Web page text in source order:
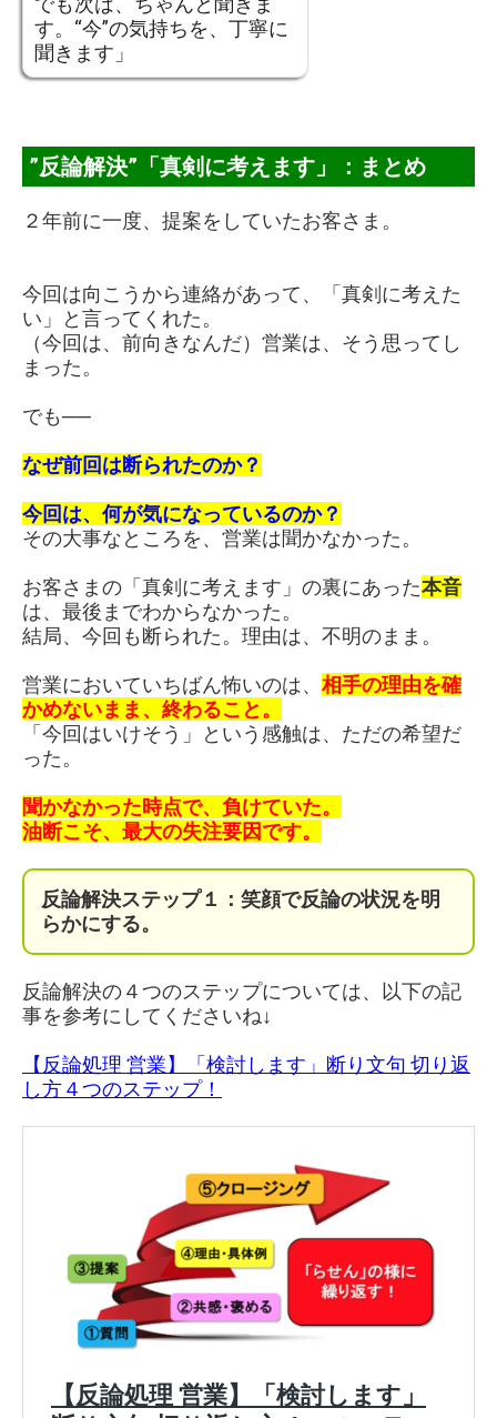
す。“今”の気持ちを、丁寧に
聞きます」
”反論解決”「真剣に考えます」：まとめ
２年前に一度、提案をしていたお客さま。
今回は向こうから連絡があって、「真剣に考えた
い」と言ってくれた。
（今回は、前向きなんだ）営業は、そう思ってし
まった。
でも──
なぜ前回は断られたのか？
今回は、何が気になっているのか？
その大事なところを、営業は聞かなかった。
お客さまの「真剣に考えます」の裏にあった本音
は、最後までわからなかった。
結局、今回も断られた。理由は、不明のまま。
営業においていちばん怖いのは、 相手の理由を確
かめないまま、終わること。
「今回はいけそう」という感触は、ただの希望だ
った。
聞かなかった時点で、負けていた。
油断こそ、最大の失注要因です。
反論解決ステップ１：笑顔で反論の状況を明
らかにする。
反論解決の４つのステップについては、以下の記
事を参考にしてくださいね↓
【反論処理 営業】「検討します」断り文句 切り返
し方４つのステップ！